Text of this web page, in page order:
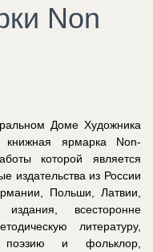
Non
Доме Художника
книжная ярмарка Non-
которой является
издательства из России
Польши, Латвии,
всесторонне
литературу,
поэзию и фольклор,